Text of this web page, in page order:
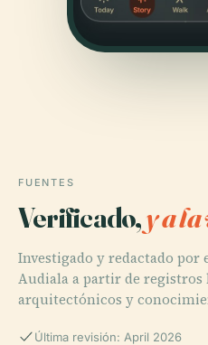
FUENTES
Verificado,y a
Investigado y redactado por
Audiala a partir de
arquitectónicos y
Última revisión: April 2026